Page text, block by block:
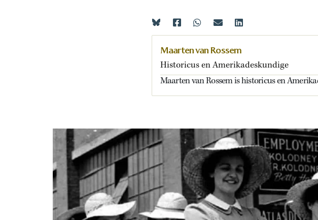
Maarten van Rossem
Historicus en Amerikadeskundige
Maarten van Rossem is historicus en